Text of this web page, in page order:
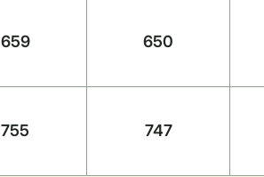
659 650
755 747